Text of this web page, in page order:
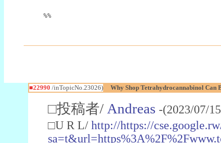
%%
■22990 /inTopicNo.23026) Why Shop Tetrahydrocannabinol Can
□投稿者/ Andreas -(2023/07/
□U R L/ http://https://